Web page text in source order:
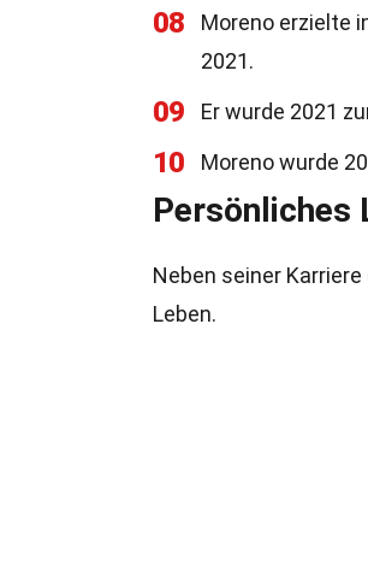
08
Moreno erzielte
2021.
09 Er wurde 2021
10 Moreno wurde
Persönliches
Neben seiner
Leben.